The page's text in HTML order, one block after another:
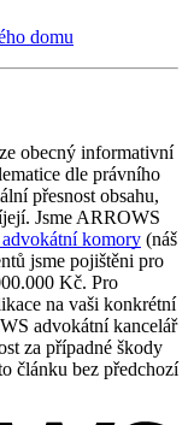
domu
obecný informativní
dle právního
přesnost obsahu,
Jsme ARROWS
advokátní komory (náš
jsme pojištěni pro
Kč. Pro
na vaši konkrétní
advokátní kancelář
za případné škody
článku bez předchozí